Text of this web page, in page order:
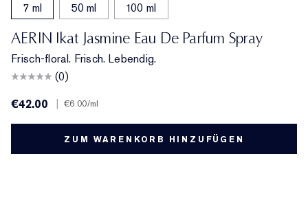
7 ml 50 ml 100 ml
AERIN Ikat Jasmine Eau De Parfum Spray
Frisch-floral. Frisch. Lebendig.
(0)
€42.00
€6.00/ml
ZUM WARENKORB HINZUFÜGEN